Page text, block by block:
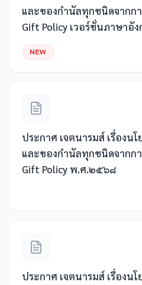
และของกำนัลทุกชนิดจากก
Gift Policy เวอร์ชั่นภาษาอั
NEW
ประกาศ เจตนารมส์ เรื่องน
และของกำนัลทุกชนิดจากก
Gift Policy พ.ศ.๒๕๖๘
ประกาศ เจตนารมส์ เรื่องน